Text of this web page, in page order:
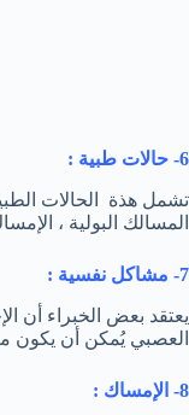
6- حالات طبية :
تشمل هذة الحالات
المسالك البولية ،
7- مشاكل نفسية :
يعتقد بعض الخبراء أن
العصبي يُمكن أن يكون
8- الإمساك :